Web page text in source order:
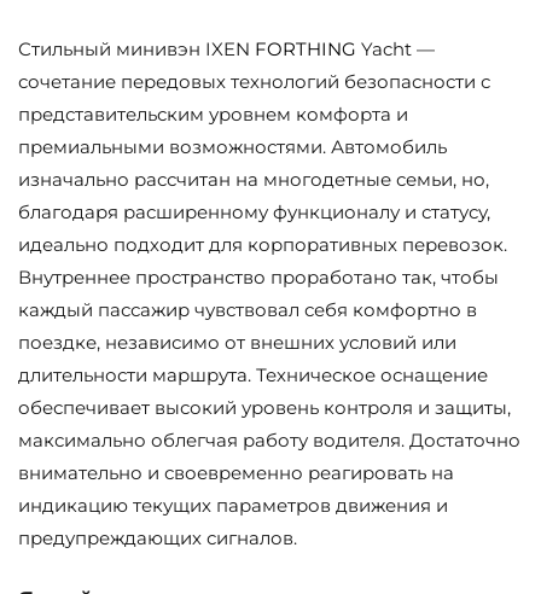
Стильный минивэн IXEN FORTHING Yacht —
сочетание передовых технологий безопасности с
представительским уровнем комфорта и
премиальными возможностями. Автомобиль
изначально рассчитан на многодетные семьи, но,
благодаря расширенному функционалу и статусу,
идеально подходит для корпоративных перевозок.
Внутреннее пространство проработано так, чтобы
каждый пассажир чувствовал себя комфортно в
поездке, независимо от внешних условий или
длительности маршрута. Техническое оснащение
обеспечивает высокий уровень контроля и защиты,
максимально облегчая работу водителя. Достаточно
внимательно и своевременно реагировать на
индикацию текущих параметров движения и
предупреждающих сигналов.